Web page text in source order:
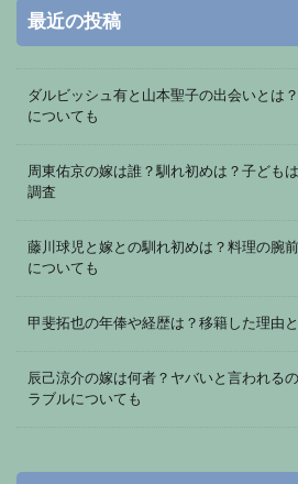
最近の投稿
ダルビッシュ有と山本聖子の出会いとは
についても
周東佑京の嫁は誰？馴れ初めは？子ども
調査
藤川球児と嫁との馴れ初めは？料理の腕
についても
甲斐拓也の年俸や経歴は？移籍した理由
辰己涼介の嫁は何者？ヤバいと言われる
ラブルについても